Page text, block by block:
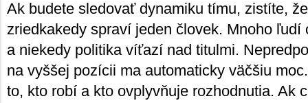
Ak budete sledovať dynamiku tímu, zistíte,
zriedkakedy spraví jeden človek. Mnoho ľudí
a niekedy politika víťazí nad titulmi.
na vyššej pozícii ma automaticky väčšiu
to, kto robí a kto ovplyvňuje rozhodnutia. Ak